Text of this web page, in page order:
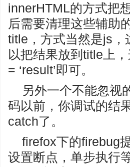
innerHTML的方式把
后需要清理这些辅助
title，方式当然是js，
以把结果放到title上
= ‘result’即可。
另外一个不能忽视
码以前，你调试的结
catch了。
firefox下的firebug
设置断点，单步执行